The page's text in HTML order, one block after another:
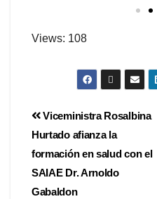
Views: 108
Viceministra Rosalbina
Hurtado afianza la
formación en salud con el
SAIAE Dr. Arnoldo
Gabaldon